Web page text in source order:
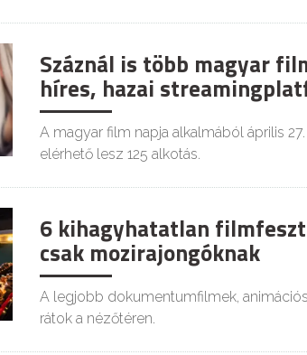
Száznál is több magyar
híres, hazai
A magyar film napja alkalmából április
elérhető lesz 125 alkotás.
6 kihagyhatatlan
csak mozirajongóknak
A legjobb dokumentumfilmek,
rátok a nézőtéren.